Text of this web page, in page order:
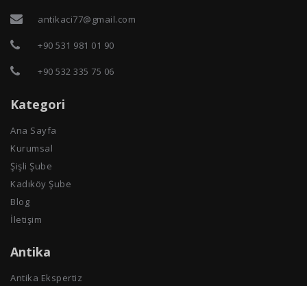
antikaci77@gmail.com
+90 531 981 01 90
+90 532 335 75 06
Kategori
Ana Sayfa
Kurumsal
Şişli Şube
Kadıköy Şube
Blog
İletişim
Antika
Antika Ekspertiz